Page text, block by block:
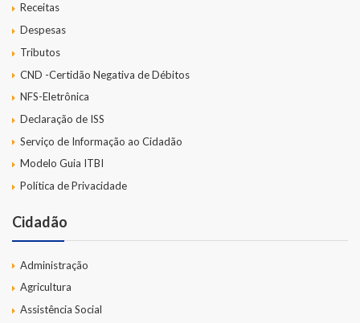
Concursos
Termos de Compromisso
RGF – Relatório de Gestão Fiscal
RC – Relatório Circunstanciado
PPA – Plano Plurianual
LDO – Lei de Diretrizes Orçamentárias
Receitas
Despesas
Tributos
CND -Certidão Negativa de Débitos
NFS-Eletrônica
Declaração de ISS
Serviço de Informação ao Cidadão
Modelo Guia ITBI
Política de Privacidade
Cidadão
Administração
Agricultura
Assistência Social